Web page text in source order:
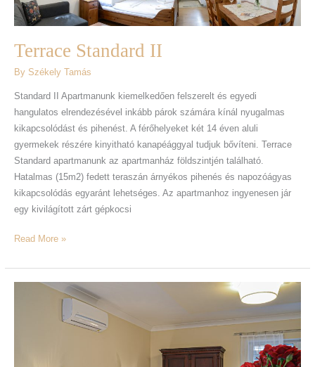
Terrace Standard II
By Székely Tamás
Standard II Apartmanunk kiemelkedően felszerelt és egyedi
hangulatos elrendezésével inkább párok számára kínál nyugalmas
kikapcsolódást és pihenést. A férőhelyeket két 14 éven aluli
gyermekek részére kinyitható kanapéággyal tudjuk bővíteni. Terrace
Standard apartmanunk az apartmanház földszintjén található.
Hatalmas (15m2) fedett teraszán árnyékos pihenés és napozóágyas
kikapcsolódás egyaránt lehetséges. Az apartmanhoz ingyenesen jár
egy kivilágított zárt gépkocsi
Read More »